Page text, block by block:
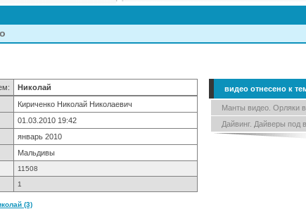
Николай
Кириченко Николай Николаевич
01.03.2010 19:42
январь 2010
Мальдивы
11508
1
(3)
видео отнесено к
Манты видео. Орляки
Дайвинг. Дайверы под